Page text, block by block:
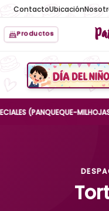
ContactoUbicación
Productos
Boton
(PANQUEQUE-MILHOJAS-